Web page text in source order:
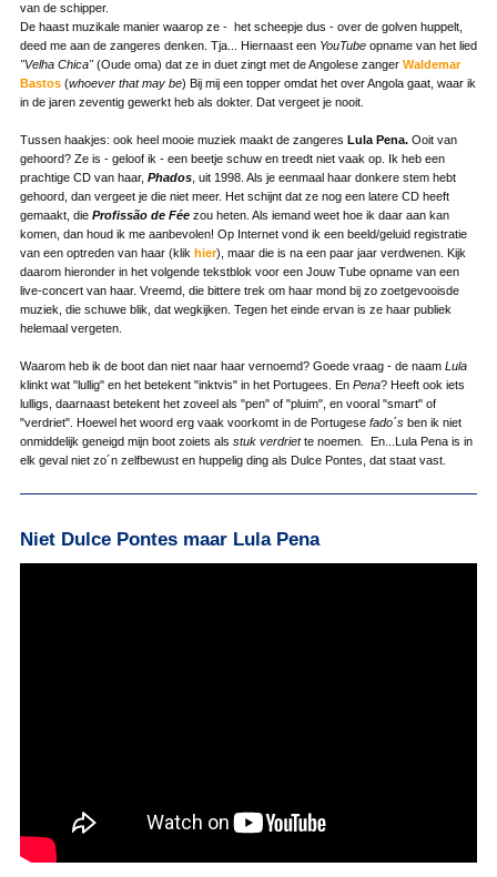
van de schipper.
De haast muzikale manier waarop ze - het scheepje dus - over de golven huppelt,
deed me aan de zangeres denken. Tja... Hiernaast een YouTubeopname van het lied
"Velha Chica"(Oude oma) dat ze in duet zingt met de Angolese zanger Waldemar
Bastos(whoever that may be) Bij mij een topper omdat het over Angola gaat, waar ik
in de jaren zeventig gewerkt heb als dokter. Dat vergeet je nooit.
Tussen haakjes: ook heel mooie muziek maakt de zangeres Lula Pena. Ooit van
gehoord? Ze is - geloof ik - een beetje schuw en treedt niet vaak op. Ik heb een
prachtige CD van haar, Phados, uit 1998. Als je eenmaal haar donkere stem hebt
gehoord, dan vergeet je die niet meer. Het schijnt dat ze nog een latere CD heeft
gemaakt, die Profissão de Féezou heten. Als iemand weet hoe ik daar aan kan
komen, dan houd ik me aanbevolen! Op Internet vond ik een beeld/geluid registratie
van een optreden van haar (klik hier), maar die is na een paar jaar verdwenen. Kijk
daarom hieronder in het volgende tekstblok voor een Jouw Tube opname van een
live-concert van haar. Vreemd, die bittere trek om haar mond bij zo zoetgevooisde
muziek, die schuwe blik, dat wegkijken. Tegen het einde ervan is ze haar publiek
helemaal vergeten.
Waarom heb ik de boot dan niet naar haar vernoemd? Goede vraag - de naam Lula
klinkt wat "lullig" en het betekent "inktvis" in het Portugees. En Pena? Heeft ook iets
lulligs, daarnaast betekent het zoveel als "pen" of "pluim", en vooral "smart" of
"verdriet". Hoewel het woord erg vaak voorkomt in de Portugese fado´s ben ik niet
onmiddelijk geneigd mijn boot zoiets als stuk verdriette noemen.
En...Lula Pena is in
elk geval niet zo´n zelfbewust en huppelig ding als Dulce Pontes, dat staat vast.
Niet Dulce Pontes maar Lula Pena